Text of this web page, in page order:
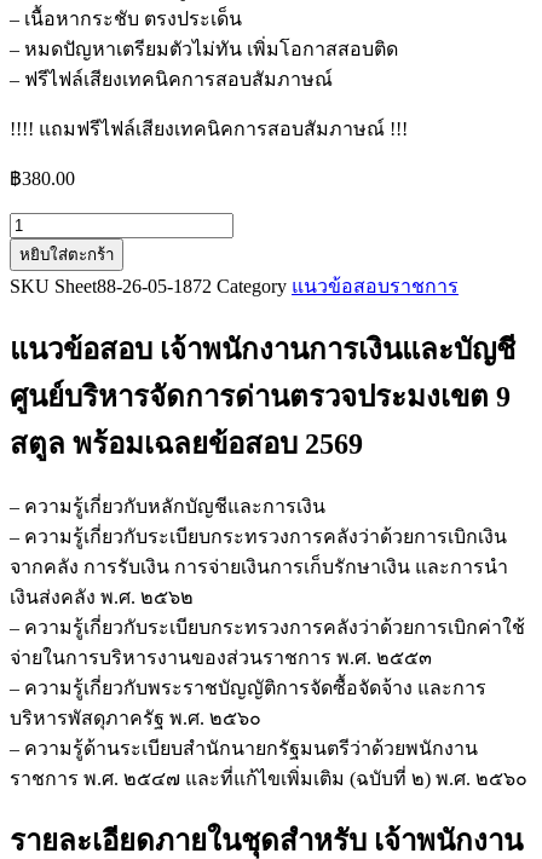
– เนื้อหากระชับ ตรงประเด็น
– หมดปัญหาเตรียมตัวไม่ทัน เพิ่มโอกาสสอบติด
– ฟรีไฟล์เสียงเทคนิคการสอบสัมภาษณ์
!!!! แถมฟรีไฟล์เสียงเทคนิคการสอบสัมภาษณ์ !!!
฿380.00
จำนวน
แนว
ข้อสอบ
พนักงาน
เงิน
และ
บัญชี
ศูนย์
บริหาร
จัดการ
ด่าน
ตรวจ
ประมง
เขต
หยิบใส่ตะกร้า
SKU Sheet88-26-05-1872 Category แนวข้อสอบราชการ
แนวข้อสอบ เจ้าพนักงานการเงินและบัญชี
ศูนย์บริหารจัดการด่านตรวจประมงเขต 9
สตูล พร้อมเฉลยข้อสอบ 2569
– ความรู้เกี่ยวกับหลักบัญชีและการเงิน
– ความรู้เกี่ยวกับระเบียบกระทรวงการคลังว่าด้วยการเบิกเงิน
จากคลัง การรับเงิน การจ่ายเงินการเก็บรักษาเงิน และการนำ
เงินส่งคลัง พ.ศ. ๒๕๖๒
– ความรู้เกี่ยวกับระเบียบกระทรวงการคลังว่าด้วยการเบิกค่าใช้
จ่ายในการบริหารงานของส่วนราชการ พ.ศ. ๒๕๕๓
– ความรู้เกี่ยวกับพระราชบัญญัติการจัดซื้อจัดจ้าง และการ
บริหารพัสดุภาครัฐ พ.ศ. ๒๕๖๐
– ความรู้ด้านระเบียบสำนักนายกรัฐมนตรีว่าด้วยพนักงาน
ราชการ พ.ศ. ๒๕๔๗ และที่แก้ไขเพิ่มเติม (ฉบับที่ ๒) พ.ศ. ๒๕๖๐
รายละเอียดภายในชุดสำหรับ เจ้าพนักงาน